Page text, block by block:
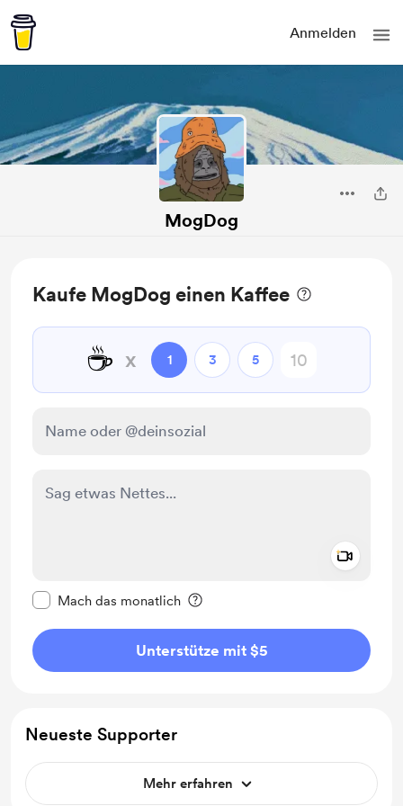
Anmelden
MogDog
Kaufe MogDog einen Kaffee
☕ x 1 3 5
Mach das monatlich
Unterstütze mit $5
Neueste Supporter
Mehr erfahren